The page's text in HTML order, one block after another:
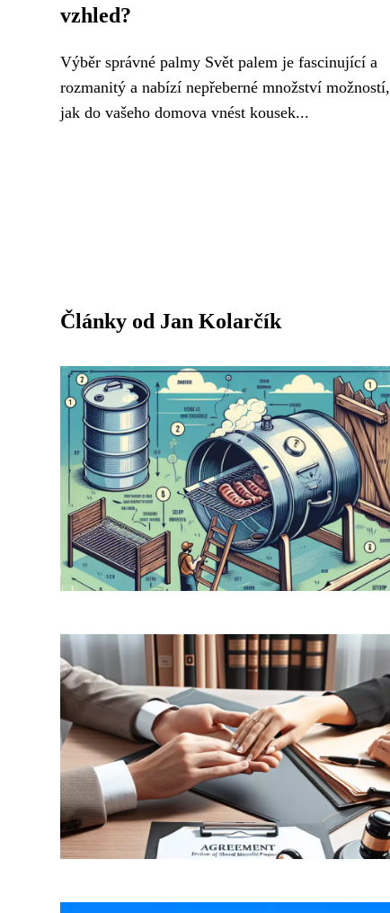
vzhled?
Výběr správné palmy Svět palem je fascinující a
rozmanitý a nabízí nepřeberné množství možností,
jak do vašeho domova vnést kousek...
Články od Jan Kolarčík